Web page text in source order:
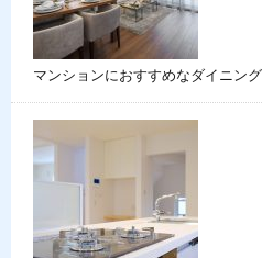
マンションにおすすめなダイニン